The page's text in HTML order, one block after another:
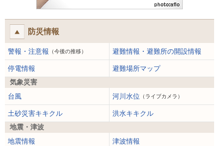
防災情報
警報・注意報 （今後の推移） 避難情報・避難所の開設情報
停電情報
避難場所マップ
気象災害
台風
河川水位 （ライブカメラ）
土砂災害キキクル
洪水キキクル
地震・津波
地震情報
津波情報